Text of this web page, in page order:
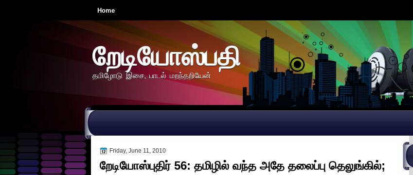
Home
றேடியோஸ்பதி
தமிழோடு இசை, பாடல் மறந்தறியேன்
Friday, June 11, 2010
றேடியோஸ்புதிர் 56: தமிழில் வந்த அதே தலைப்பு தெலுங்கில்;